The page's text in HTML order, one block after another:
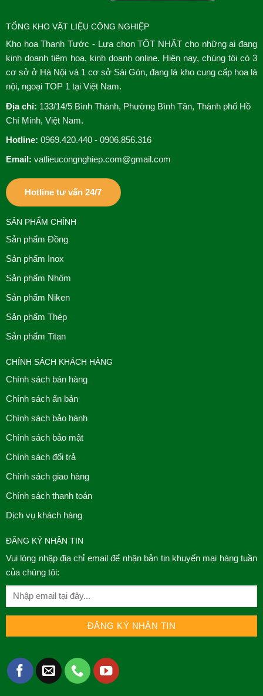
TỔNG KHO VẬT LIỆU CÔNG NGHIỆP
Kho hoa Thanh Tước - Lựa chọn TỐT NHẤT cho những ai đang
kinh doanh tiệm hoa, kinh doanh online. Hiện nay, chúng tôi có 3
cơ sở ở Hà Nội và 1 cơ sở Sài Gòn, đang là kho cung cấp hoa lá
nội, ngoại TOP 1 tại Việt Nam.
Địa chỉ: 133/14/5 Bình Thành, Phường Bình Tân, Thành phố Hồ
Chí Minh, Việt Nam.
Hotline: 0969.420.440 - 0906.856.316
Email: vatlieucongnghiep.com@gmail.com
Hotline tư vấn 24/7
SẢN PHẨM CHÍNH
Sản phẩm Đồng
Sản phẩm Inox
Sản phẩm Nhôm
Sản phẩm Niken
Sản phẩm Thép
Sản phẩm Titan
CHÍNH SÁCH KHÁCH HÀNG
Chính sách bán hàng
Chính sách ấn bản
Chính sách bảo hành
Chính sách bảo mật
Chính sách đổi trả
Chính sách giao hàng
Chính sách thanh toán
Dịch vụ khách hàng
ĐĂNG KÝ NHẬN TIN
Vui lòng nhập địa chỉ email để nhận bản tin khuyến mại hàng tuần
của chúng tôi: